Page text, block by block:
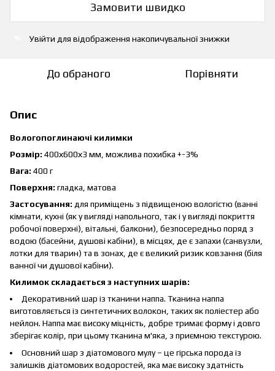
Замовити швидко
Увійти для відображення накопичувальної знижки
До обраного Порівняти
Опис
Вологопоглинаючі килимки
Розмір: 400х600х3 мм, можлива похибка +-3%
Вага: 400 г
Поверхня: гладка, матова
Застосування: для приміщень з підвищеною вологістю (ванні
кімнати, кухні (як у вигляді напольного, так і у вигляді покриття
робочої поверхні), вітальні, балкони), безпосередньо поряд з
водою (басейни, душові кабіни), в місцях, де є запахи (санвузли,
лотки для тварин) та в зонах, де є великий ризик ковзання (біля
ванної чи душової кабіни).
Килимок складається з наступних шарів:
Декоративний шар із тканини наппа. Тканина наппа
виготовляється із синтетичних волокон, таких як поліестер або
нейлон. Наппа має високу міцність, добре тримає форму і довго
зберігає колір, при цьому тканина м'яка, з приємною текстурою.
Основний шар з діатомового мулу – це гірська порода із
залишків діатомових водоростей, яка має високу здатність